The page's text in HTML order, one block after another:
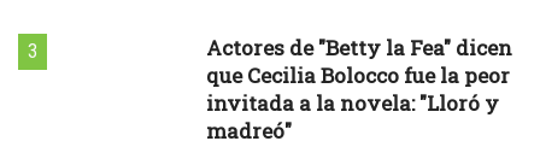
3
Actores de "Betty la Fea" dicen
que Cecilia Bolocco fue la peor
invitada a la novela: "Lloró y
madreó"